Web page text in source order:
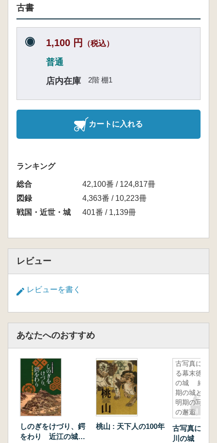
古書
1,100 円 （税込）
普通
店内在庫
2階 棚1
カートに入れる
ランキング
総合
42,100番 / 124,817冊
図録
4,363番 / 10,223冊
戦国・近世・城
401番 / 1,139冊
レビュー
レビューを書く
あなたへのおすすめ
しのぎをけづり、鍔
をわり 近江の城、
桃山 : 天下人の100年
古写真に探
る幕末徳川
の城 終末
期の城と黎
明期の写真
の邂逅
古写真に探
川の城 終